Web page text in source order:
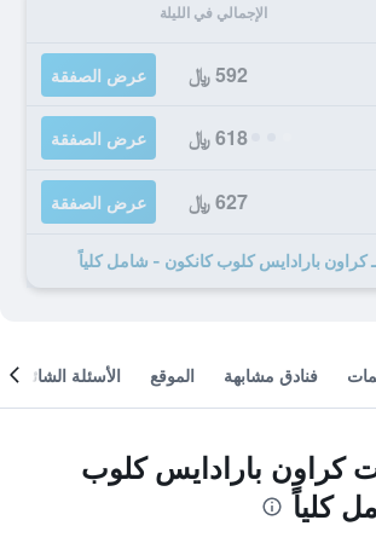
الإجمالي في الليلة
592 ﷼ عرض الصفقة
618 ﷼ عرض الصفقة
627 ﷼ عرض الصفقة
فنادق مشابهة الموقع الأسئلة الشائعة
كراون بارادايس كلوب
كلياً